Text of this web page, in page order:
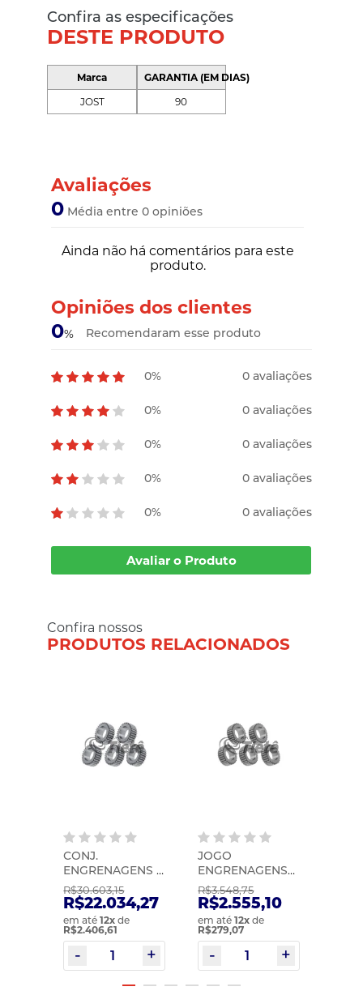
Confira as especificações
DESTE PRODUTO
Marca
JOST
GARANTIA (EM DIAS)
90
Avaliações
0 Média entre 0 opiniões
Ainda não há comentários para este
produto.
Opiniões dos clientes
0% Recomendaram esse produto
0% 0 avaliações
0% 0 avaliações
0% 0 avaliações
0% 0 avaliações
0% 0 avaliações
Avaliar o Produto
Confira nossos
PRODUTOS RELACIONADOS
CONJ.
ENGRENAGENS |
ZF | 1312232014
R$30.603,15
R$22.034,27
em até12x de
R$2.406,61
JOGO
ENGRENAGENS
PLANETÁRIAS |
ZF | 1358232016
R$3.548,75
R$2.555,10
em até12x de
R$279,07